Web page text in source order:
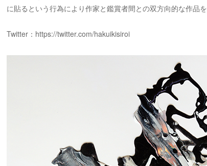
に貼るという行為により作家と鑑賞者間との双方向的な作品
Twitter： https://twitter.com/hakuikisiroi